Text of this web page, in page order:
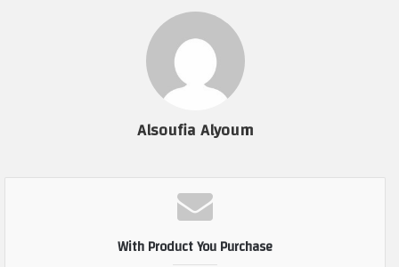
Alsoufia Alyoum
With Product You Purchase